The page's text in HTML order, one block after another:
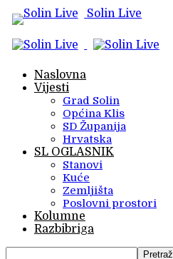
Solin Live
Naslovna
Vijesti
Grad Solin
Općina Klis
SD Županija
Hrvatska
SL OGLASNIK
Stanovi
Kuće
Zemljišta
Poslovni prostori
Kolumne
Razbibriga